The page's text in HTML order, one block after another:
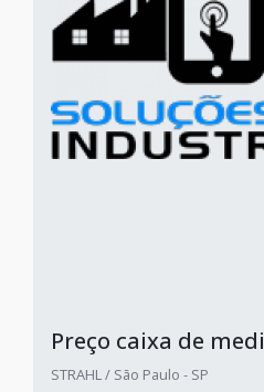
Preço caixa de
STRAHL / São Paulo - SP